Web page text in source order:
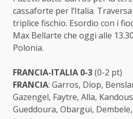
cassaforte per l’Italia.
triplice fischio. Esordio con i
Max Bellarte che oggi alle
Polonia.
FRANCIA-ITALIA 0-3(0-2 pt)
FRANCIA: Garros, Diop,
Gazengel, Faytre, Alla,
Gueddoura, Obargui,